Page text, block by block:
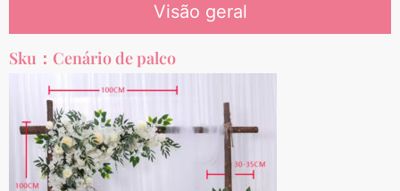
Visão geral
Sku：Cenário de palco